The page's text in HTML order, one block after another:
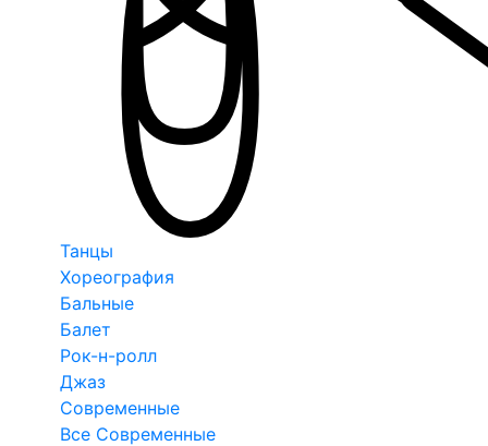
Танцы
Хореография
Бальные
Балет
Рок-н-ролл
Джаз
Современные
Все Современные